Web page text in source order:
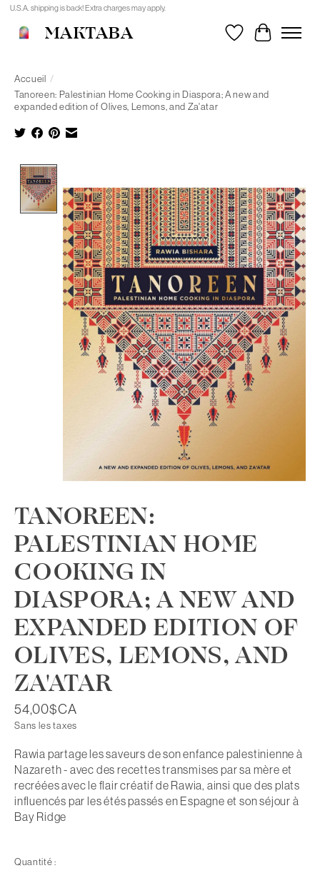
U.S.A. shipping is back! Extra charges may apply.
MAKTABA Liste de souhaits
Panier
Accueil /
Tanoreen: Palestinian Home Cooking in Diaspora; A new and
expanded edition of Olives, Lemons, and Za'atar
TANOREEN:
PALESTINIAN HOME
COOKING IN
DIASPORA; A NEW AND
EXPANDED EDITION OF
OLIVES, LEMONS, AND
ZA'ATAR
54,00$CA
Sans les taxes
Rawia partage les saveurs de son enfance palestinienne à
Nazareth - avec des recettes transmises par sa mère et
recréées avec le flair créatif de Rawia, ainsi que des plats
influencés par les étés passés en Espagne et son séjour à
Bay Ridge
Quantité :